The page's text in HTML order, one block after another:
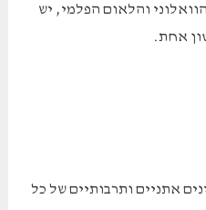
והלאום הפלמי, יש
אחת.
אתניים ותרבותיים של כל